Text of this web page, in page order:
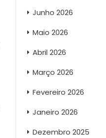
Junho 2026
Maio 2026
Abril 2026
Março 2026
Fevereiro 2026
Janeiro 2026
Dezembro 2025